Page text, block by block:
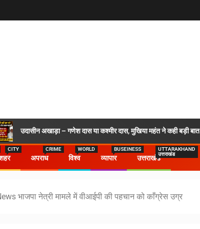
उदासीन अखाड़ा – गणेश दास या कश्मीर दास, मुखिया महंत ने कही बड़ी बात
CITY
अपराध
CRIME
विश्व
WORLD
व्यापार
BUSEINESS
उत्तराखंड
UTTARAKHAND
उत्तराखंड
भाजपा नेत्री मामले में वीआईपी की पहचान को काँग्रेस उग्र